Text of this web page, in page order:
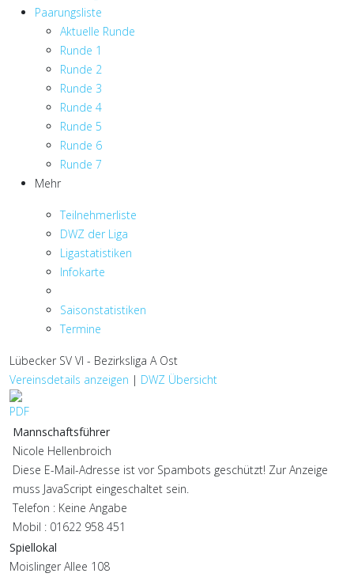
Paarungsliste
Aktuelle Runde
Runde 1
Runde 2
Runde 3
Runde 4
Runde 5
Runde 6
Runde 7
Mehr
Teilnehmerliste
DWZ der Liga
Ligastatistiken
Infokarte
Saisonstatistiken
Termine
Lübecker SV VI - Bezirksliga A Ost
Vereinsdetails anzeigen | DWZ Übersicht
Mannschaftsführer
Nicole Hellenbroich
Diese E-Mail-Adresse ist vor Spambots geschützt! Zur Anzeige
muss JavaScript eingeschaltet sein.
Telefon : Keine Angabe
Mobil : 01622 958 451
Spiellokal
Moislinger Allee 108